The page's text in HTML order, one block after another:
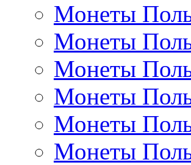
Монеты
Монеты
Монеты
Монеты
Монеты
Монеты